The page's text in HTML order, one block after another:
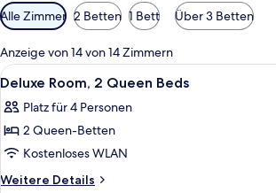
Verfügbare
Filter
für
Zimmer
Alle Zimmer 2 Betten 1 Bett Über 3 Betten
Anzeige von 14 von 14 Zimmern
Alle
Fotos
für
Deluxe
Room,
2
22
Deluxe Room, 2 Queen Beds
Platz für 4 Personen
2 Queen-Betten
Kostenloses WLAN
Weitere Details
Weitere